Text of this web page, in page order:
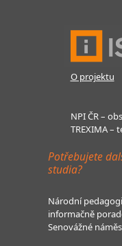
O projektu
NPI ČR –
TREXIMA –
Potřebujete
studia?
Národní
informačně
Senovážné